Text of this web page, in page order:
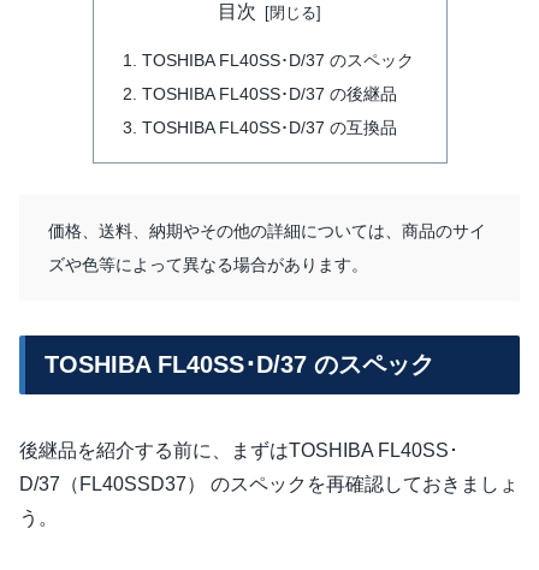
目次
TOSHIBA FL40SS･D/37 のスペック
TOSHIBA FL40SS･D/37 の後継品
TOSHIBA FL40SS･D/37 の互換品
価格、送料、納期やその他の詳細については、商品のサイ
ズや色等によって異なる場合があります。
TOSHIBA FL40SS･D/37 のスペック
後継品を紹介する前に、まずはTOSHIBA FL40SS･
D/37（FL40SSD37） のスペックを再確認しておきましょ
う。